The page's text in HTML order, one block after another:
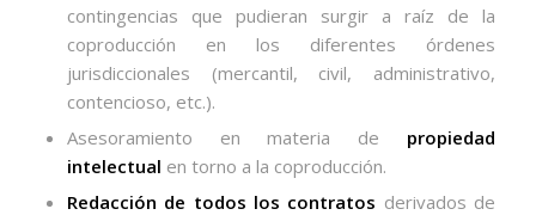
contingencias que pudieran surgir a raíz de la
coproducción en los diferentes órdenes
jurisdiccionales (mercantil, civil, administrativo,
contencioso, etc.).
Asesoramiento en materia de propiedad
intelectual en torno a la coproducción.
Redacción de todos los contratos derivados de